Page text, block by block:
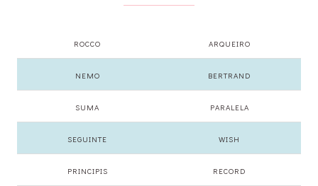
ROCCO ARQUEIRO
NEMO BERTRAND
SUMA PARALELA
SEGUINTE WISH
PRINCIPIS RECORD